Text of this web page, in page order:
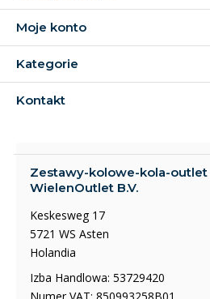
Moje konto
Kategorie
Kontakt
Zestawy-kolowe-kola-outlet
WielenOutlet B.V.
Keskesweg 17
5721 WS Asten
Holandia
Izba Handlowa: 53729420